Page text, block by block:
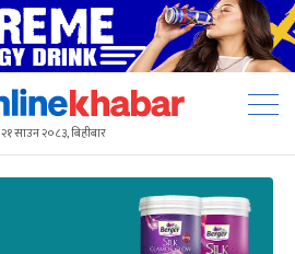
२१ साउन २०८३, बिहीबार